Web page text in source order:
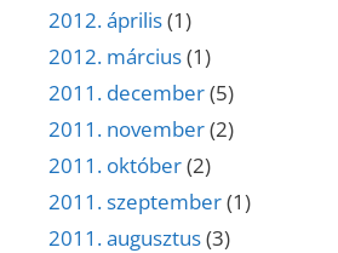
2012. április(1)
2012. március(1)
2011. december(5)
2011. november(2)
2011. október(2)
2011. szeptember(1)
2011. augusztus(3)